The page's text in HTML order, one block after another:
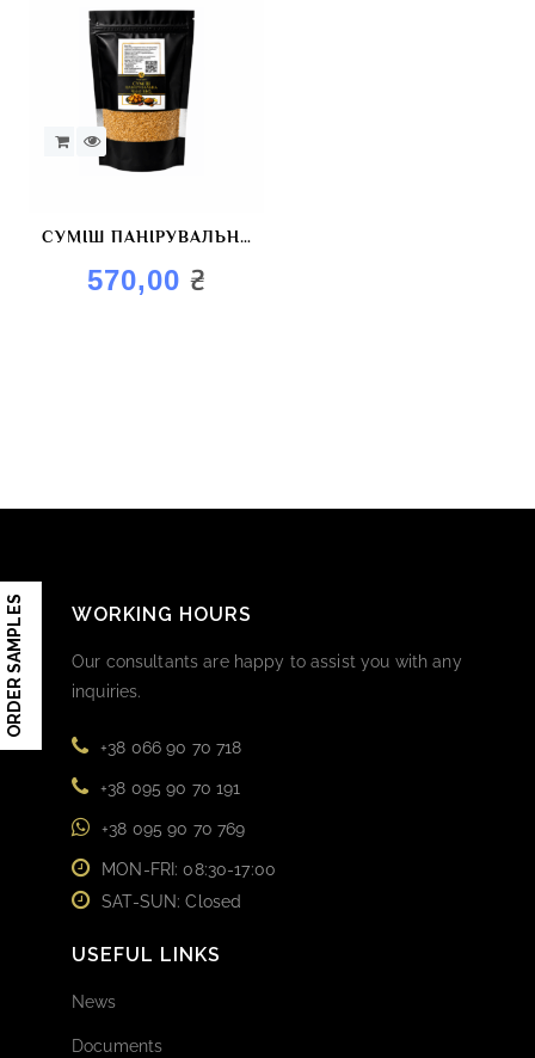
ORDER SAMPLES
СУМІШ ПАНІРУВАЛЬНА
«ЧИЛІ BBQ» (ГОСТРА
КОПЧЕНА)
570,00 ₴
WORKING HOURS
Our consultants are happy to assist you with any
inquiries.
+38 066 90 70 718
+38 095 90 70 191
+38 095 90 70 769
MON-FRI: 08:30-17:00
SAT-SUN: Closed
USEFUL LINKS
News
Documents